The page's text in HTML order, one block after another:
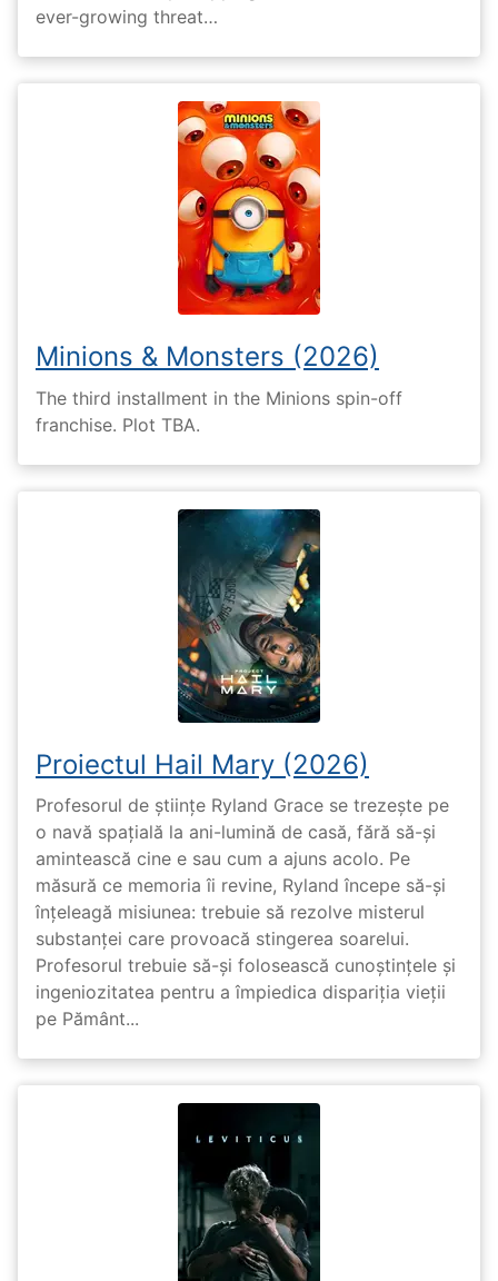
ever-growing threat…
Minions & Monsters (2026)
The third installment in the Minions spin-off
franchise. Plot TBA.
Proiectul Hail Mary (2026)
Profesorul de științe Ryland Grace se trezește pe
o navă spațială la ani-lumină de casă, fără să-și
amintească cine e sau cum a ajuns acolo. Pe
măsură ce memoria îi revine, Ryland începe să-și
înțeleagă misiunea: trebuie să rezolve misterul
substanței care provoacă stingerea soarelui.
Profesorul trebuie să-și folosească cunoștințele și
ingeniozitatea pentru a împiedica dispariția vieții
pe Pământ...